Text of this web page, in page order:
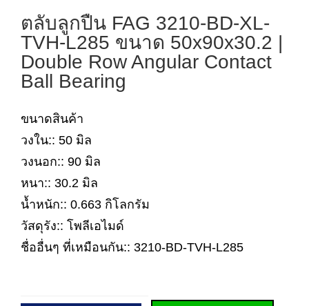
ตลับลูกปืน FAG 3210-BD-XL-
TVH-L285 ขนาด 50x90x30.2 |
Double Row Angular Contact
Ball Bearing
ขนาดสินค้า
วงใน:: 50 มิล
วงนอก:: 90 มิล
หนา:: 30.2 มิล
น้ำหนัก:: 0.663 กิโลกรัม
วัสดุรัง:: โพลีเอไมด์
ชื่ออื่นๆ ที่เหมือนกัน:: 3210-BD-TVH-L285